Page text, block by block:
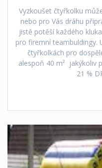
Vyzkoušet čtyřkolku
nebo pro Vás dráhu
jistě potěší každého
pro firemní teambuldingy.
čtyřkolkách pro
alespoň 40 m² jakýkoliv
21 %